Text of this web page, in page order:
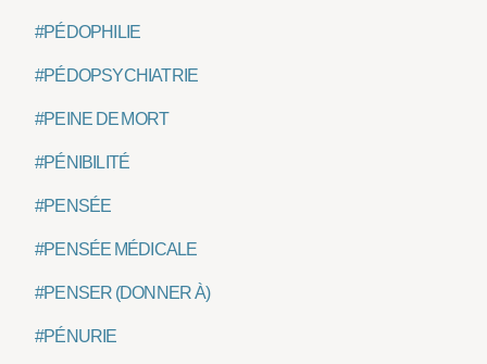
#PÉDOPHILIE
#PÉDOPSYCHIATRIE
#PEINE DE MORT
#PÉNIBILITÉ
#PENSÉE
#PENSÉE MÉDICALE
#PENSER (DONNER À)
#PÉNURIE